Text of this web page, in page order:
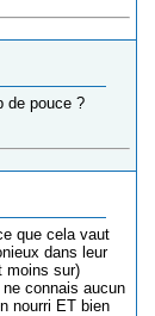
de pouce ?
que cela vaut
dans leur
moins sur)
connais aucun
nourri ET bien